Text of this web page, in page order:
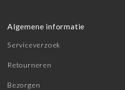
Algemene informatie
Serviceverzoek
Retourneren
Bezorgen